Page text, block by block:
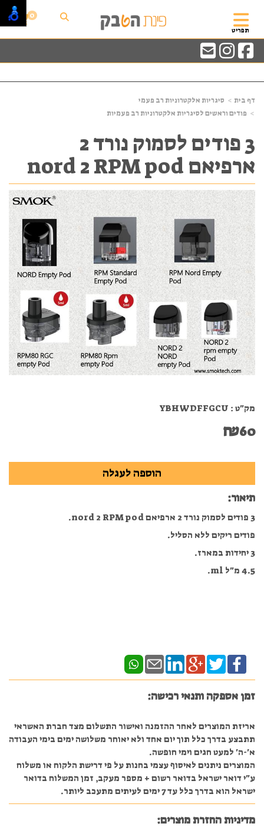
תפריט
0
דף בית
סיגריות אלקטרוניות רב פעמי
פודים וראשים לסיגריות אלקטרוניות רב פעמיות
3 פודים לסמוק נורד 2
ארפיאם nord 2 RPM pod
מק"ט : YBHWDFFGCU
₪60
תיאור:
3 פודים לסמוק נורד 2 ארפיאם nord 2 RPM pod.
פודים ריקים ללא הסליל.
3 יחידות במארז.
4.5 מ"ל ml.
זמן אספקה ותנאי רכישה:
אריזת המוצרים לאחר ההזמנה ואישור התשלום מצד חברת האשראי
תתבצע בדרך כלל תוך יום אחד ולא יאוחר משלושה ימים בימי העבודה
א'-ה' למעט חגים וימי חופשה.
המוצרים ניתנים לאיסוף עצמי בחנות על פי דרישת הלקוח או משלוח
ע"י דואר ישראל בדואר רשום + מספר מעקב, זמן המשלוח בדואר
ישראל הוא בדרך כלל עד 7 ימים לעיתים מתעכב ליותר.
מדיניות החזרת מוצרים: